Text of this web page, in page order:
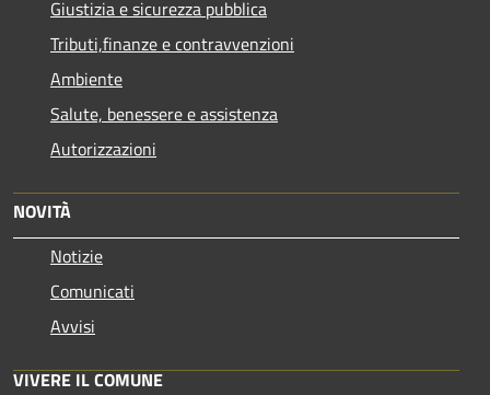
Giustizia e sicurezza pubblica
Tributi,finanze e contravvenzioni
Ambiente
Salute, benessere e assistenza
Autorizzazioni
NOVITÀ
Notizie
Comunicati
Avvisi
VIVERE IL COMUNE